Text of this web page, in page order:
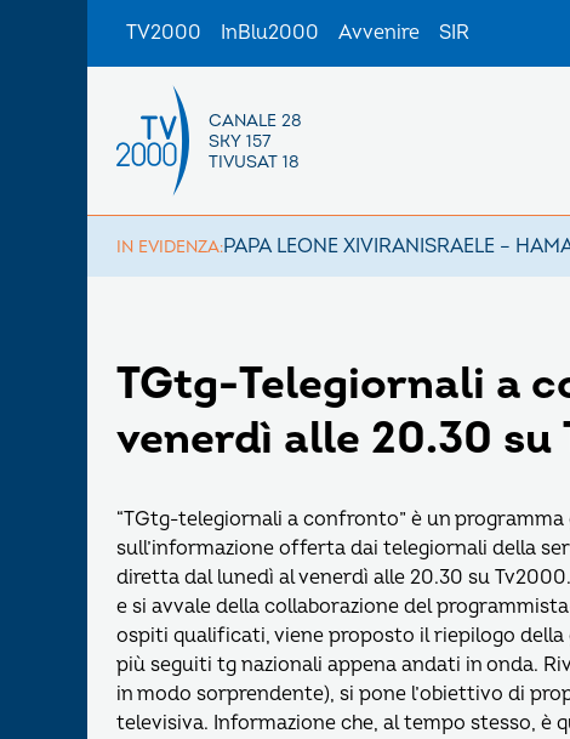
TV2000 InBlu2000 Avvenire SIR
CANALE 28
SKY 157
TIVUSAT 18
IN EVIDENZA:PAPA LEONE XIVIRANISRAELE –
TGtg-Telegiornali a
venerdì alle 20.30 su
“TGtg-telegiornali a confronto” è un
sull’informazione offerta dai telegiornali della
diretta dal lunedì al venerdì alle 20.30 su
e si avvale della collaborazione del
ospiti qualificati, viene proposto il riepilogo
più seguiti tg nazionali appena andati in onda.
in modo sorprendente), si pone l’obiettivo di
televisiva. Informazione che, al tempo stesso, è